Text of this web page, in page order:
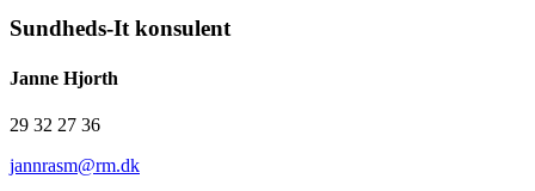
Sundheds-It konsulent
Janne Hjorth
29 32 27 36
jannrasm@rm.dk